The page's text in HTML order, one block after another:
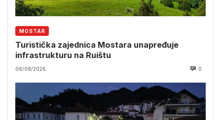
MOSTAR
Turistička zajednica Mostara unapređuje
infrastrukturu na Ruištu
06/08/2026 0